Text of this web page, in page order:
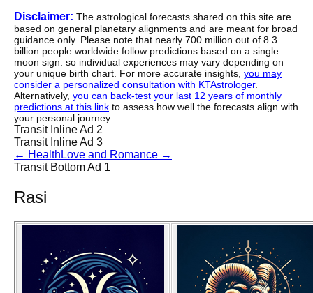
Disclaimer: The astrological forecasts shared on this site are
based on general planetary alignments and are meant for broad
guidance only. Please note that nearly 700 million out of 8.3
billion people worldwide follow predictions based on a single
moon sign. so individual experiences may vary depending on
your unique birth chart. For more accurate insights, you may
consider a personalized consultation with KTAstrologer.
Alternatively, you can back-test your last 12 years of monthly
predictions at this link to assess how well the forecasts align with
your personal journey.
Transit Inline Ad 2
Transit Inline Ad 3
← Health Love and Romance →
Transit Bottom Ad 1
Rasi